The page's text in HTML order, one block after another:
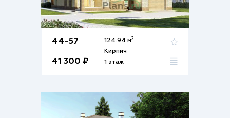
44-57
41 300 ₽
124.94 м2
Кирпич
1 этаж